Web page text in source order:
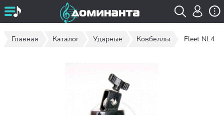
Главная Каталог Ударные Ковбеллы Fleet NL4